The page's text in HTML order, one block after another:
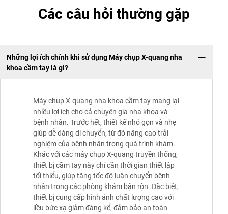
Các câu hỏi thường gặp
Những lợi ích chính khi sử dụng Máy chụp X-quang nha
khoa cầm tay là gì?
Máy chụp X-quang nha khoa cầm tay mang lại
nhiều lợi ích cho cả chuyên gia nha khoa và
bệnh nhân. Trước hết, thiết kế nhỏ gọn và nhẹ
giúp dễ dàng di chuyển, từ đó nâng cao trải
nghiệm của bệnh nhân trong quá trình khám.
Khác với các máy chụp X-quang truyền thống,
thiết bị cầm tay này chỉ cần thời gian thiết lập
tối thiểu, giúp tăng tốc độ luân chuyển bệnh
nhân trong các phòng khám bận rộn. Đặc biệt,
thiết bị cung cấp hình ảnh chất lượng cao với
liều bức xạ giảm đáng kể, đảm bảo an toàn